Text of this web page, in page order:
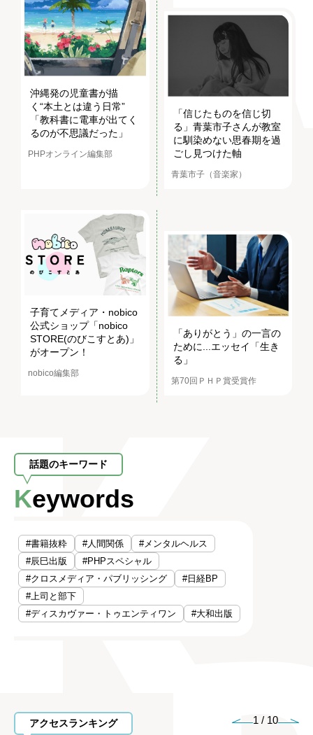
沖縄発の児童書が描
く“本土とは違う日常”
「教科書に電車が出てく
るのが不思議だった」
PHPオンライン編集部
「信じたものを信じ切
る」青葉市子さんが教室
に馴染めない思春期を過
ごし見つけた軸
青葉市子（音楽家）
子育てメディア・nobico
公式ショップ「nobico
STORE(のびこすとあ)」
がオープン！
nobico編集部
「ありがとう」の一言の
ために...エッセイ「生き
る」
第70回ＰＨＰ賞受賞作
話題のキーワード
Keywords
#書籍抜粋 #人間関係
#メンタルヘルス
#辰巳出版
#PHPスペシャル
#クロスメディア・パブリッシング
#日経BP
#上司と部下
#ディスカヴァー・トゥエンティワン
#大和出版
アクセスランキング 1 / 10